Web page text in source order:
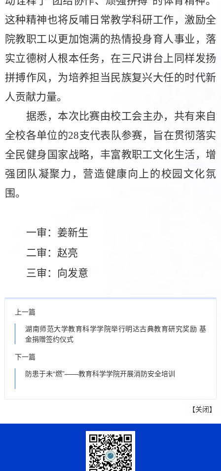
这种精神也将反哺日常教学科研工作，激励全
院教职工以更加饱满的热情投身育人事业，落
实立德树人根本任务，在三尺讲台上同样发扬
拼搏作风，为培养担当民族复兴大任的时代新
人贡献力量。
据悉，本次比赛由校工会主办，共有来自
全校各单位的28支代表队参赛，旨在贯彻落实
全民健身国家战略，丰富教职工文化生活，增
强团队凝聚力，营造健康向上的校园文化氛
围。
一审： 姜新生
二审： 赵亮
三审： 向发意
上一篇
湖南师范大学教育科学学院举行明达古典教育研究奖励 基
金捐赠签约仪式
下一篇
防患于未“燃”——教育科学学院开展消防安全培训
【关闭】